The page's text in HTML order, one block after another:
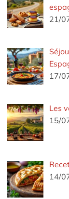
21/
17/
Les
15/
14/